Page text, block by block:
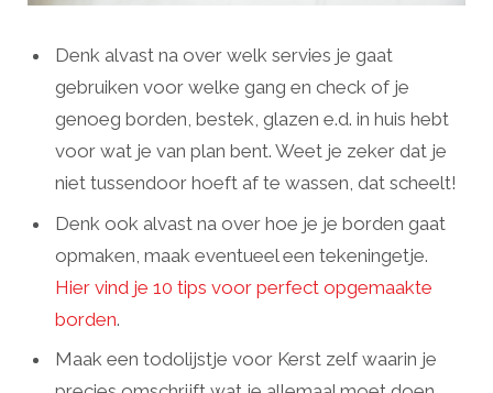
Denk alvast na over welk servies je gaat
gebruiken voor welke gang en check of je
genoeg borden, bestek, glazen e.d. in huis hebt
voor wat je van plan bent. Weet je zeker dat je
niet tussendoor hoeft af te wassen, dat scheelt!
Denk ook alvast na over hoe je je borden gaat
opmaken, maak eventueel een tekeningetje.
Hier vind je 10 tips voor perfect opgemaakte
borden.
Maak een todolijstje voor Kerst zelf waarin je